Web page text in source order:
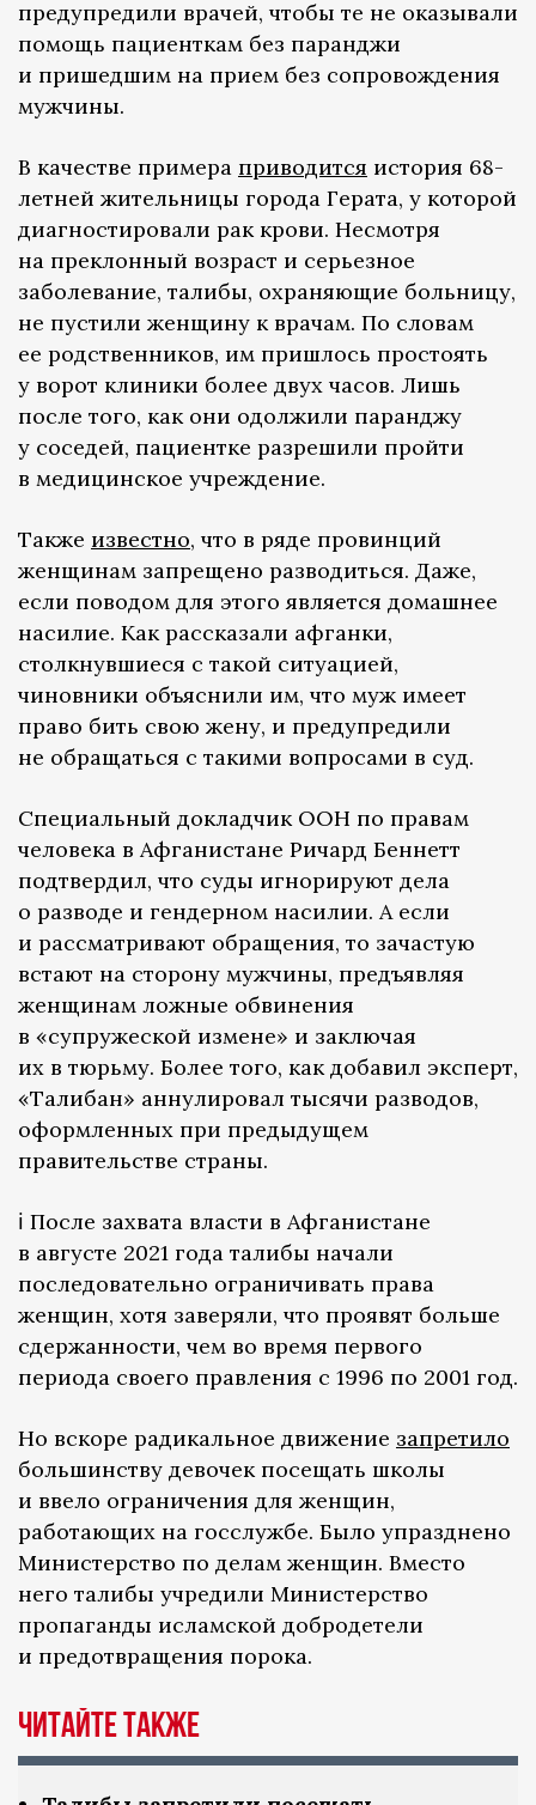
предупредили врачей, чтобы те не оказывали
помощь пациенткам без паранджи
и пришедшим на прием без сопровождения
мужчины.
В качестве примера приводится история 68-
летней жительницы города Герата, у которой
диагностировали рак крови. Несмотря
на преклонный возраст и серьезное
заболевание, талибы, охраняющие больницу,
не пустили женщину к врачам. По словам
ее родственников, им пришлось простоять
у ворот клиники более двух часов. Лишь
после того, как они одолжили паранджу
у соседей, пациентке разрешили пройти
в медицинское учреждение.
Также известно, что в ряде провинций
женщинам запрещено разводиться. Даже,
если поводом для этого является домашнее
насилие. Как рассказали афганки,
столкнувшиеся с такой ситуацией,
чиновники объяснили им, что муж имеет
право бить свою жену, и предупредили
не обращаться с такими вопросами в суд.
Специальный докладчик ООН по правам
человека в Афганистане Ричард Беннетт
подтвердил, что суды игнорируют дела
о разводе и гендерном насилии. А если
и рассматривают обращения, то зачастую
встают на сторону мужчины, предъявляя
женщинам ложные обвинения
в «супружеской измене» и заключая
их в тюрьму. Более того, как добавил эксперт,
«Талибан» аннулировал тысячи разводов,
оформленных при предыдущем
правительстве страны.
ℹ️ После захвата власти в Афганистане
в августе 2021 года талибы начали
последовательно ограничивать права
женщин, хотя заверяли, что проявят больше
сдержанности, чем во время первого
периода своего правления с 1996 по 2001 год.
Но вскоре радикальное движение запретило
большинству девочек посещать школы
и ввело ограничения для женщин,
работающих на госслужбе. Было упразднено
Министерство по делам женщин. Вместо
него талибы учредили Министерство
пропаганды исламской добродетели
и предотвращения порока.
Читайте также